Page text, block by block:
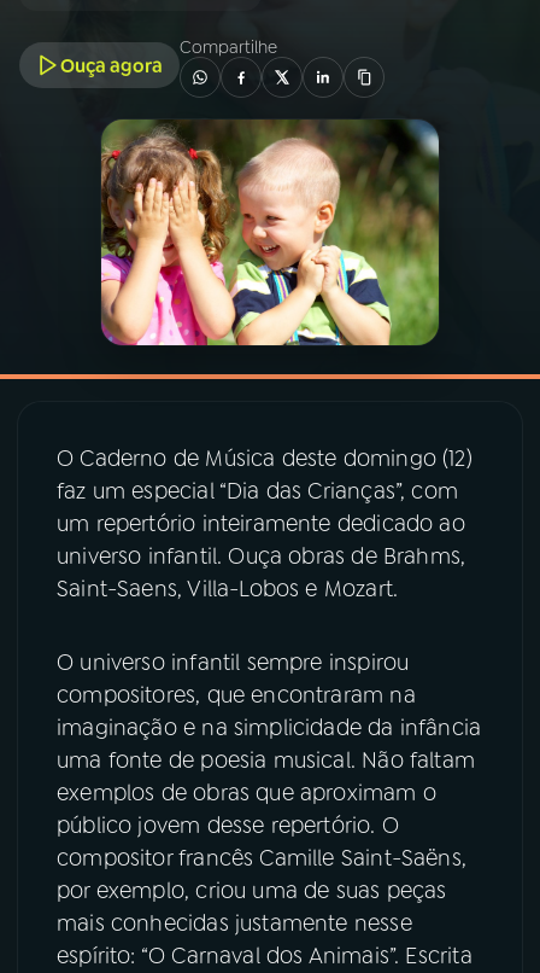
A RÁDIO
PROGRAMAÇÃO
PROGRAMAS
PODCASTS
06VIDEOCASTS
07ÚLTIMAS
08 PRÊMIO RÁDIO MEC
YouTube Facebook
Instagram X
TikTok
Ouça agora
Compartilhe
O Caderno de Música deste domingo (12)
faz um especial “Dia das Crianças”, com
um repertório inteiramente dedicado ao
universo infantil. Ouça obras de Brahms,
Saint-Saens, Villa-Lobos e Mozart.
O universo infantil sempre inspirou
compositores, que encontraram na
imaginação e na simplicidade da infância
uma fonte de poesia musical. Não faltam
exemplos de obras que aproximam o
público jovem desse repertório. O
compositor francês Camille Saint-Saëns,
por exemplo, criou uma de suas peças
mais conhecidas justamente nesse
espírito: “O Carnaval dos Animais”. Escrita